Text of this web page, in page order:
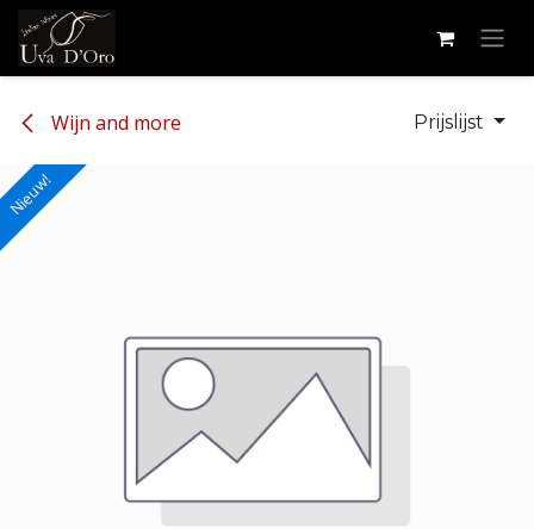
Overslaan naar inhoud
Wijn and more Prijslijst
Nieuw!